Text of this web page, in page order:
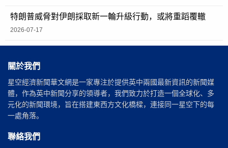
特朗普威脅對伊朗採取新一輪升級行動，或將重蹈覆轍
2026-07-17
關於我們
星空經濟新聞華文網是一家專注於提供英中兩國最新資訊的新聞媒
體，作為英中新聞分享的領導者，我們致力於打造一個全球化、多
元化的新聞環境，旨在搭建東西方文化橋樑，連接同一星空下的每
一處角落。
聯絡我們